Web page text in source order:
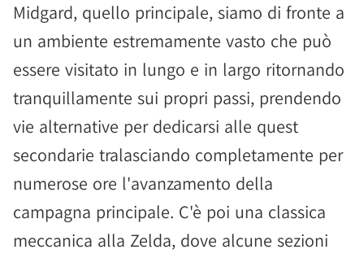
Midgard, quello principale, siamo di fronte a
un ambiente estremamente vasto che può
essere visitato in lungo e in largo ritornando
tranquillamente sui propri passi, prendendo
vie alternative per dedicarsi alle quest
secondarie tralasciando completamente per
numerose ore l'avanzamento della
campagna principale. C'è poi una classica
meccanica alla Zelda, dove alcune sezioni